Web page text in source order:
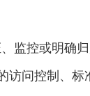
监控或明确
访问控制、标